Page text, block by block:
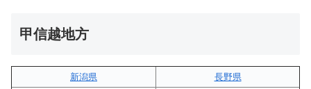
甲信越地方
新潟県
長野県